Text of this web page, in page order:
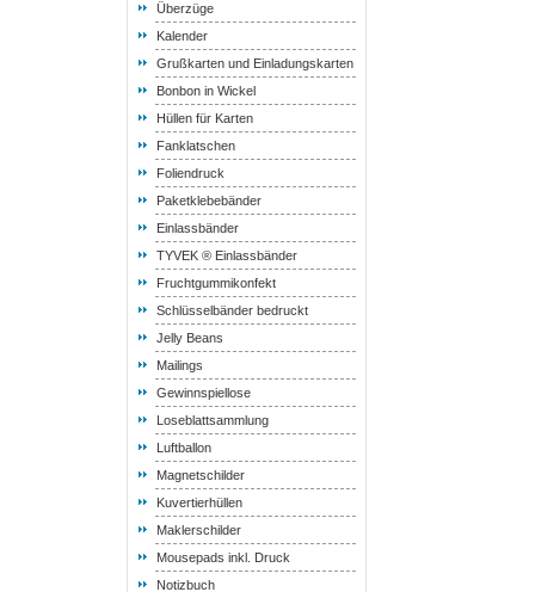
Überzüge
Kalender
Grußkarten und Einladungskarten
Bonbon in Wickel
Hüllen für Karten
Fanklatschen
Foliendruck
Paketklebebänder
Einlassbänder
TYVEK ® Einlassbänder
Fruchtgummikonfekt
Schlüsselbänder bedruckt
Jelly Beans
Mailings
Gewinnspiellose
Loseblattsammlung
Luftballon
Magnetschilder
Kuvertierhüllen
Maklerschilder
Mousepads inkl. Druck
Notizbuch